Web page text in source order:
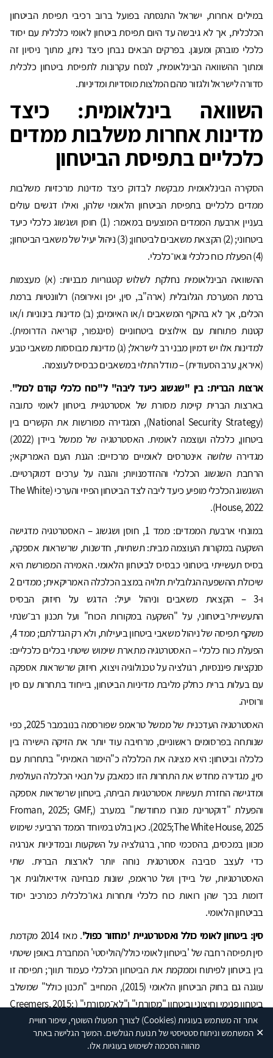
אתר זה משתמש בעוגיות(Cookies) לצורך תפעולו השוטף, שיפור חוויית
המשתמש וניתוח סטטיסטי של תנועת הגולשים. המשך הגלישה באתר
מהווה הסכמה לשימוש בעוגיות אלו.
✕
במילים אחרות, ישראל התנסתה בפועל ברוב רכיבי תפיסת הביטחון
הכלכלית, אך לא גיבשה עד היום תפיסת ביטחון לאומי כלכלית עם יסוד
כלכלי מובהק ומעוגן. בפרקים הבאים נבחן כיצד ניתן, מתוך ניסיון זה
ומתוך ההשוואה הבינלאומית, לנסח עקרונות לתפיסת ביטחון כלכלית
סדורה לישראל ולגזור מהם המלצות מוסדיות ומדיניות.
השוואה בינלאומית: כיצד
מדינות אחרות משלבות ממדים
כלכליים בתפיסת הביטחון
הסקירה הבינלאומית מבקשת לבדוק כיצד מדינות מרכזיות משלבות
ממדים כלכליים בתפיסת הביטחון הלאומי שלהן, ואילו דגשים עולים
בעניין ארבעת הממדים המוצעים במאמר: (1) חוסן ושגשוג כלכלי כיעד
ביטחוני; (2) הקצאת משאבים לביטחון; (3) ניהול יעיל של משאבי הביטחון;
(4) הפעלת כוח כלכלי וגאו־כלכלי.
ההשוואה הבינלאומית נחלקת לשלוש קטגוריות מבניות: (א) מעצמות
ברמת המערכת הגלובלית (ארה"ב, סין, יפן ואירופה) רלוונטיות ברמת
הכלים, אך לא בהיקף המשאבים ו/או האיומים; (ב) מדינות בינוניות ו/או
קטנות פתוחות עם אילוצים ביטחוניים (סינגפור, קוריאה הדרומית).
למדינות אלו יש דמיון מבני רב לישראל; (ג) מדינות מבוססות משאבי טבע
(איראן, ערב הסעודית) – מודל התלוי במשאבים כבסיס לעוצמה.
ארצות הברית: בין "שגשוג כיעד ליבה" ל"כוח כלכלי קודם לכול".
בארצות הברית קיימת מסורת של אסטרטגיית ביטחון לאומי כתובה
(National Security Strategy), המגדירה מפורשות את הקשרים בין
ביטחון, כלכלה ועוצמה לאומית. האסטרטגיה של ממשל ביידן (2022)
מגדירה שלושה אינטרסים לאומיים מרכזיים: הגנת העם האמריקאי;
הרחבת השגשוג הכלכלי וההזדמנויות; והגנה על ערכים דמוקרטיים.
השגשוג הכלכלי מופיע כיעד ליבה לצד הביטחון הפיזי והערכי (The White
House, 2022).
במונחי ארבעת הממדים: ממד 1, חוסן ושגשוג – האסטרטגיה מדגישה
השקעה במקורות העוצמה מבית: תשתיות, חדשנות, שרשראות אספקה,
בסיס תעשייתי ביטחוני כבסיס לביטחון הלאומי. האמירה המפורשת היא
שיכולת ההשפעה הגלובלית תלויה במצב הכלכלה האמריקאית; ממדים 2
ו-3 – הקצאת משאבים וניהול יעיל: הדגש על חיזוק הבסיס
התעשייתי־ביטחוני, על "השקעה במקורות הכוח" ועל תכנון רב־שנתי
משקף תפיסה של ניהול משאבי ביטחון ביעילות, ולא רק הגדלתם; ממד 4,
הפעלת כוח כלכלי – האסטרטגיה מתארת שימוש שיטתי בכלים כלכליים:
סנקציות פיננסיות, רגולציה על טכנולוגיה ויצוא, חיזוק שרשראות אספקה
עם בעלות ברית כחלק מליבת מדיניות הביטחון, בייחוד בתחרות עם סין
ורוסיה.
האסטרטגיה העדכנית של ממשל טראמפ שפורסמה בנובמבר 2025, כפי
שנותחה בפרסומים ראשוניים, מרחיבה עוד יותר את הזיקה הישירה בין
כלכלה וביטחון: היא מציגה את הכלכלה כ"הימור האמיתי" בתחרות עם
סין, מגדירה מחדש את התחרות הזו כמאבק על תנאי הכלכלה העולמית
ומדגישה החזרת תעשיות אסטרטגיות הביתה, ביטחון שרשראות אספקה
והפעלת "דוקטרינת מונרו מחודשת" במערב (Froman, 2025; GMF,
2025;The White House, 2025). כאן בולט במיוחד הממד הרביעי: שימוש
מכוון במכסים, בהסכמי סחר, ברגולציה על השקעות ובמדיניות אנרגיה
כדי לעצב סביבה אסטרטגית נוחה יותר לארצות הברית. שתי
האסטרטגיות, של ביידן ושל טראמפ, שונות מבחינה אידיאולוגית אך
דומות בכך שהן רואות כוח כלכלי ותחרות גאו־כלכלית כמרכיב יסוד
בביטחון הלאומי.
סין: ביטחון לאומי כולל ואסטרטגיית 'מחזור כפול'
. מאז 2014 מקדמת
סין תפיסה רחבה של 'ביטחון לאומי כולל/הוליסטי' המחברת באופן שיטתי
בין ביטחון לפיתוח וממקמת את הביטחון הכלכלי כעמוד תווך; תפיסה זו
עוגנה גם בחוק הביטחון הלאומי (2015), המחייב "תכנון כולל" שמשלב
ביטחון פנימי וחיצוני וביטחון "מסורתי" ו"לא־מסורתי" ( Creemers, 2015;
Heath, 2015).